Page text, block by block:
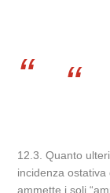
12.3. Quanto
incidenza
ammette i soli